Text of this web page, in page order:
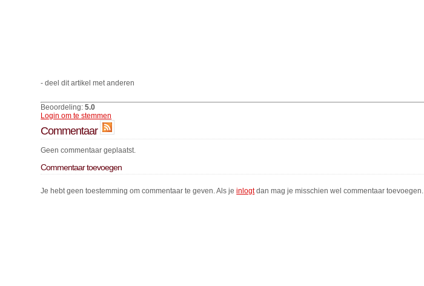
- deel dit artikel met anderen
Beoordeling:5.0
Login om te stemmen
Commentaar
Geen commentaar geplaatst.
Commentaar toevoegen
Je hebt geen toestemming om commentaar te geven. Als jeinlogtdan mag je misschien wel commentaar toevoegen.